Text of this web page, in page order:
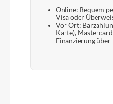
Online: Bequem
Visa oder
Vor Ort:
Karte),
Finanzierung über